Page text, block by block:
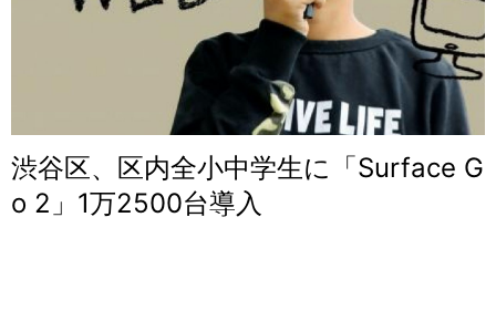
渋谷区、区内全小中学生に「Surface G
o 2」1万2500台導入